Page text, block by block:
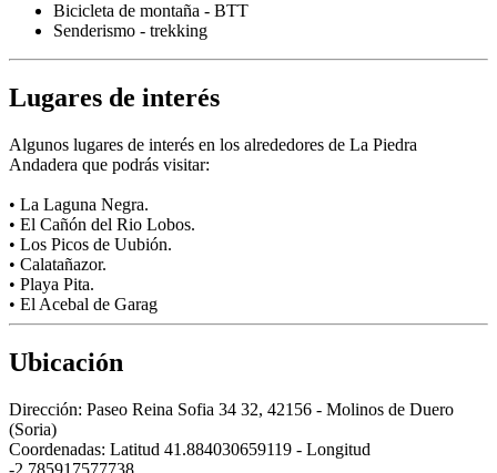
Bicicleta de montaña - BTT
Senderismo - trekking
Lugares de interés
Algunos lugares de interés en los alrededores de La Piedra
Andadera que podrás visitar:
• La Laguna Negra.
• El Cañón del Rio Lobos.
• Los Picos de Uubión.
• Calatañazor.
• Playa Pita.
• El Acebal de Garag
Ubicación
Dirección: Paseo Reina Sofia 34 32, 42156 - Molinos de Duero
(Soria)
Coordenadas: Latitud 41.884030659119 - Longitud
-2.785917577738